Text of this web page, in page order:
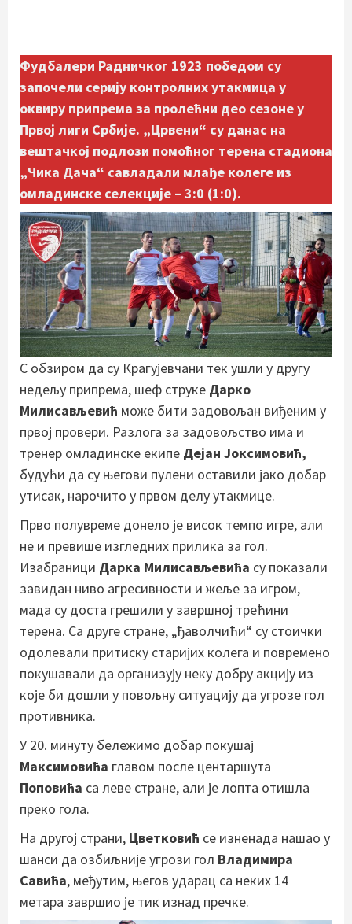
Фудбалери Радничког 1923 победом су
започели серију контролних утакмица у
оквиру припрема за пролећни део сезоне у
Првој лиги Србије. „Црвени“ су данас на
вештачкој подлози помоћног терена стадиона
„Чика Дача“ савладали млађе колеге из
омладинске селекције – 3:0 (1:0).
С обзиром да су Крагујевчани тек ушли у другу
недељу припрема, шеф струке Дарко
Милисављевић може бити задовољан виђеним у
првој провери. Разлога за задовољство има и
тренер омладинске екипе Дејан Јоксимовић,
будући да су његови пулени оставили јако добар
утисак, нарочито у првом делу утакмице.
Прво полувреме донело је висок темпо игре, али
не и превише изгледних прилика за гол.
Изабраници Дарка Милисављевића су показали
завидан ниво агресивности и жеље за игром,
мада су доста грешили у завршној трећини
терена. Са друге стране, „ђаволчићи“ су стоички
одолевали притиску старијих колега и повремено
покушавали да организују неку добру акцију из
које би дошли у повољну ситуацију да угрозе гол
противника.
У 20. минуту бележимо добар покушај
Максимовића главом после центаршута
Поповића са леве стране, али је лопта отишла
преко гола.
На другој страни, Цветковић се изненада нашао у
шанси да озбиљније угрози гол Владимира
Савића, међутим, његов ударац са неких 14
метара завршио је тик изнад пречке.